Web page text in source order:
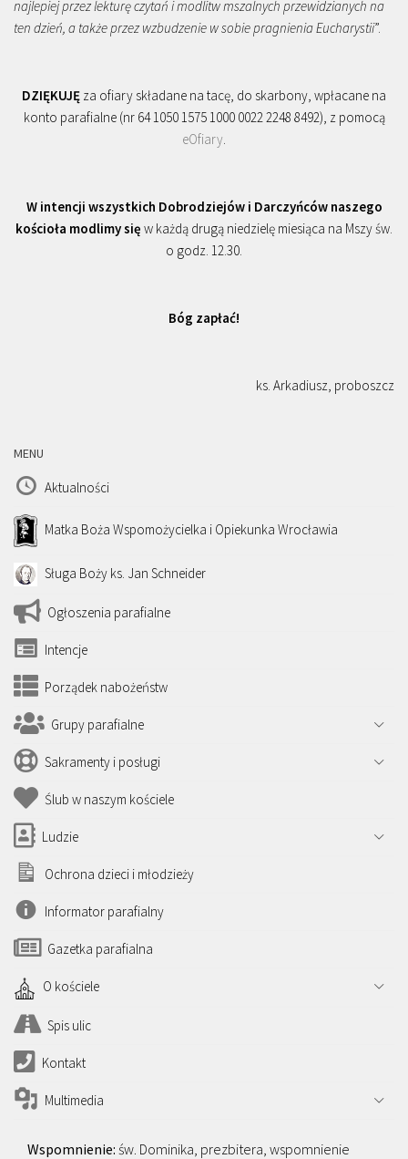
najlepiej przez lekturę czytań i modlitw mszalnych przewidzianych na
ten dzień, a także przez wzbudzenie w sobie pragnienia Eucharystii”.
DZIĘKUJĘ za ofiary składane na tacę, do skarbony, wpłacane na
konto parafialne (nr 64 1050 1575 1000 0022 2248 8492), z pomocą
eOfiary
W intencji wszystkich Dobrodziejów i Darczyńców naszego
kościoła modlimy się w każdą drugą niedzielę miesiąca na Mszy św.
o godz. 12.30.
Bóg zapłać!
ks. Arkadiusz, proboszcz
MENU
Aktualności
Matka Boża Wspomożycielka i Opiekunka Wrocławia
Sługa Boży ks. Jan Schneider
Ogłoszenia parafialne
Intencje
Porządek nabożeństw
Grupy parafialne
Sakramenty i posługi
Ślub w naszym kościele
Ludzie
Ochrona dzieci i młodzieży
Informator parafialny
Gazetka parafialna
O kościele
Spis ulic
Kontakt
Multimedia
św. Dominika, prezbitera, wspomnienie